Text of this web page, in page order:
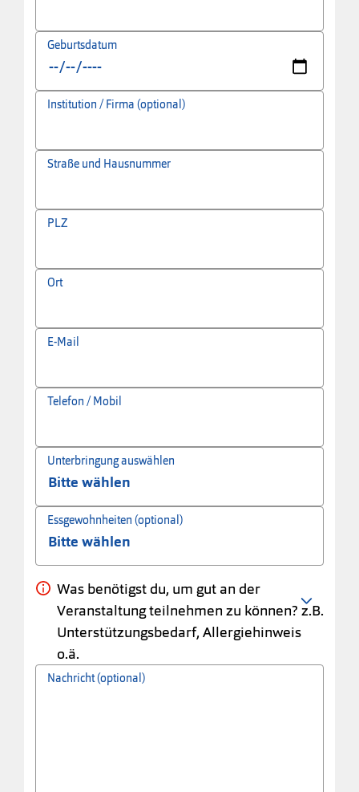
Geburtsdatum
Institution / Firma (optional)
Straße und Hausnummer
PLZ
Ort
E-Mail
Telefon / Mobil
Unterbringung auswählen
Essgewohnheiten (optional)
Was benötigst du, um gut an der
Veranstaltung teilnehmen zu können? z.B.
Unterstützungsbedarf, Allergiehinweis
o.ä.
Nachricht (optional)